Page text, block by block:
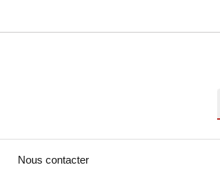
Nous contacter